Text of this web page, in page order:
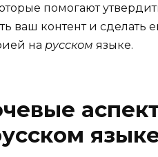
помогают
ваш контент и сделать
на русском языке.